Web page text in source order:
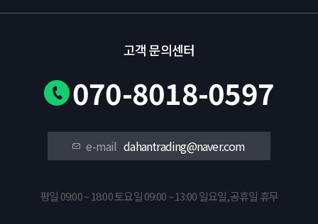
고객 문의센터
070-8018-0597
e-maildahantrading@naver.com
평일 09:00 ~ 18:00 토요일 09:00 ~ 13:00 일요일,공휴일 휴무